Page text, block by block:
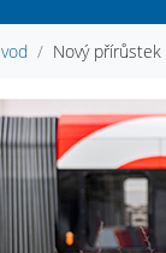
Nový přírůstek